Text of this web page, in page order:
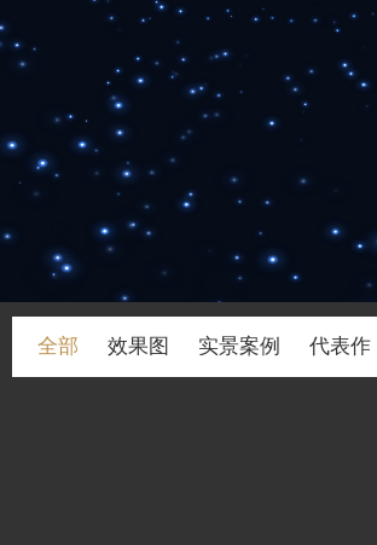
全部 效果图 实景案例 代表作